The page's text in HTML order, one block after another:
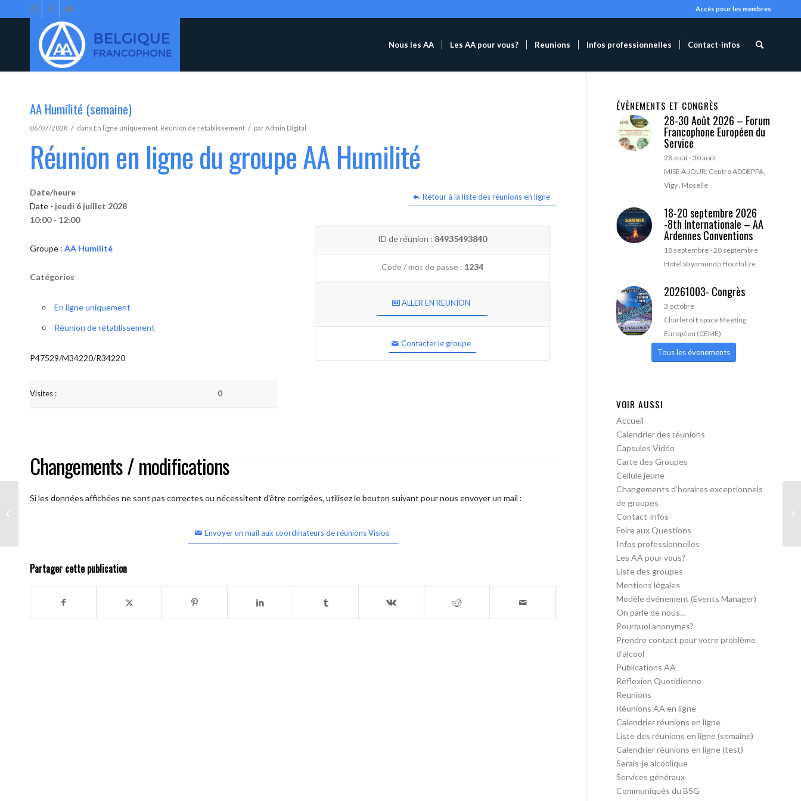
Accès pour les membres
Nous les AA Les AA pour vous? Reunions Infos professionnelles Contact-infos
AA Humilité (semaine)
06/07/2028 / dans En ligne uniquement Réunion de rétablissement / parAdmin Digital
Réunion en ligne du groupe AA Humilité
Retour à la liste des réunions en ligne
Date/heure
Date - jeudi 6 juillet 2028
10:00 - 12:00
Groupe : AA Humilité
Catégories
En ligne uniquement
Réunion de rétablissement
P47529/M34220/R34220
Visites : 0
ID de réunion : 84935493840
Code / mot de passe : 1234
ALLER EN REUNION
Contacter le groupe
Changements / modifications
Si les données affichées ne sont pas correctes ou nécessitent d'être corrigées, utilisez le bouton suivant pour nous envoyer un mail :
Envoyer un mail aux coordinateurs de réunions Visios
Partager cette publication
ÉVÈNEMENTS ET CONGRÈS
28-30 Août 2026 – Forum
Francophone Européen du
Service
28 août-30 août
MISE A JOUR: Centre ADDEPPA,
Vigy , Moselle
18-20 septembre 2026
-8th Internationale – AA
Ardennes Conventions
18 septembre-20 septembre
Hotel Vayamundo Houffalize
20261003- Congrès
3 octobre
Charleroi Espace Meeting
Européen (CEME)
Tous les évenements
VOIR AUSSI
Accueil
Calendrier des réunions
Capsules Vidéo
Carte des Groupes
Cellule jeune
Changements d’horaires exceptionnels
de groupes
Contact-infos
Foire aux Questions
Infos professionnelles
Les AA pour vous?
Liste des groupes
Mentions légales
Modèle événement (Events Manager)
On parle de nous…
Pourquoi anonymes?
Prendre contact pour votre problème
d’alcool
Publications AA
Reflexion Quotidienne
Reunions
Réunions AA en ligne
Calendrier réunions en ligne
Liste des réunions en ligne (semaine)
Calendrier réunions en ligne (test)
Serais-je alcoolique
Services généraux
Communiqués du BSG